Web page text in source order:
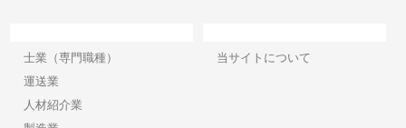
士業（専門職種）
運送業
人材紹介業
当サイトについて